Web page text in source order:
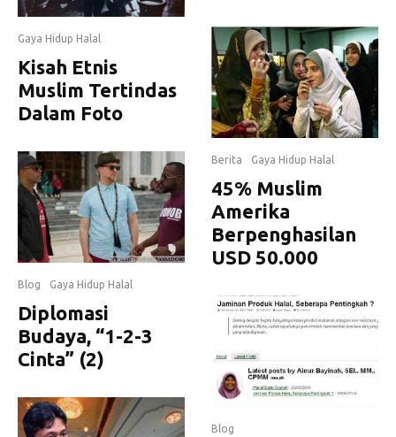
Gaya Hidup Halal
Kisah Etnis
Muslim Tertindas
Dalam Foto
Blog Gaya Hidup Halal
Diplomasi
Budaya, “1-2-3
Cinta” (2)
Berita Gaya Hidup Halal
45% Muslim
Amerika
Berpenghasilan
USD 50.000
Blog